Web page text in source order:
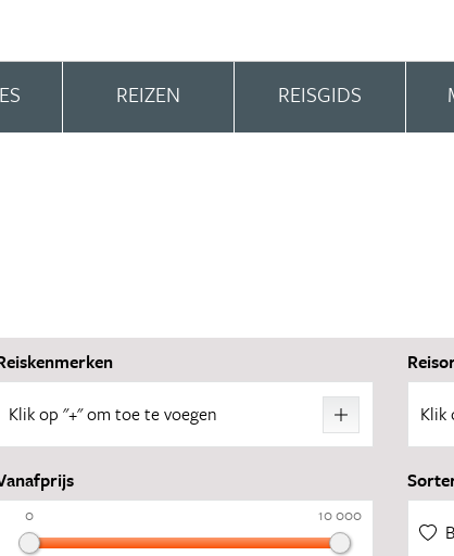
REIZEN REISGIDS
26 reizen
6 reizen
Klik op "+" om toe te voegen Klik
0 10 000